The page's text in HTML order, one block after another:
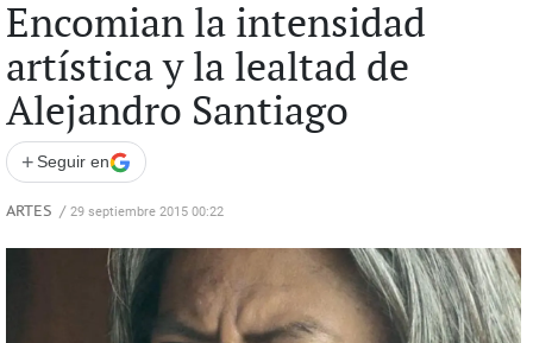
Encomian la intensidad
artística y la lealtad de
Alejandro Santiago
+ Seguir en
ARTES / 29 septiembre 2015 00:22